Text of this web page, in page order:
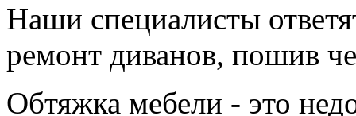
Наши специалисты
ремонт диванов, пошив
Обтяжка мебели - это